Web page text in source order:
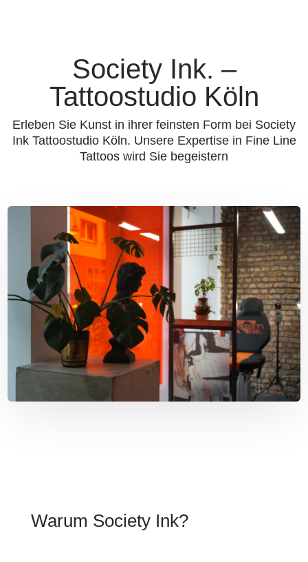
Society Ink. –
Tattoostudio Köln
Erleben Sie Kunst in ihrer feinsten Form bei Society
Ink Tattoostudio Köln. Unsere Expertise in Fine Line
Tattoos wird Sie begeistern
Warum Society Ink?